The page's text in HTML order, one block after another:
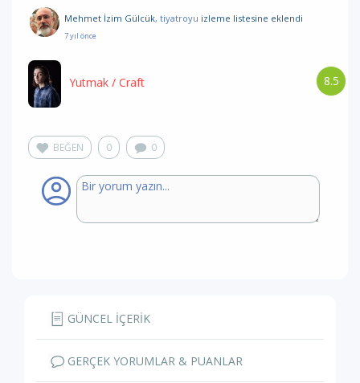
Mehmet İzim Gülcük, tiyatroyu izleme listesine eklendi
7 yıl önce
8.5
Yutmak / Craft
BEĞEN 0 0
GÜNCEL İÇERİK
GERÇEK YORUMLAR & PUANLAR